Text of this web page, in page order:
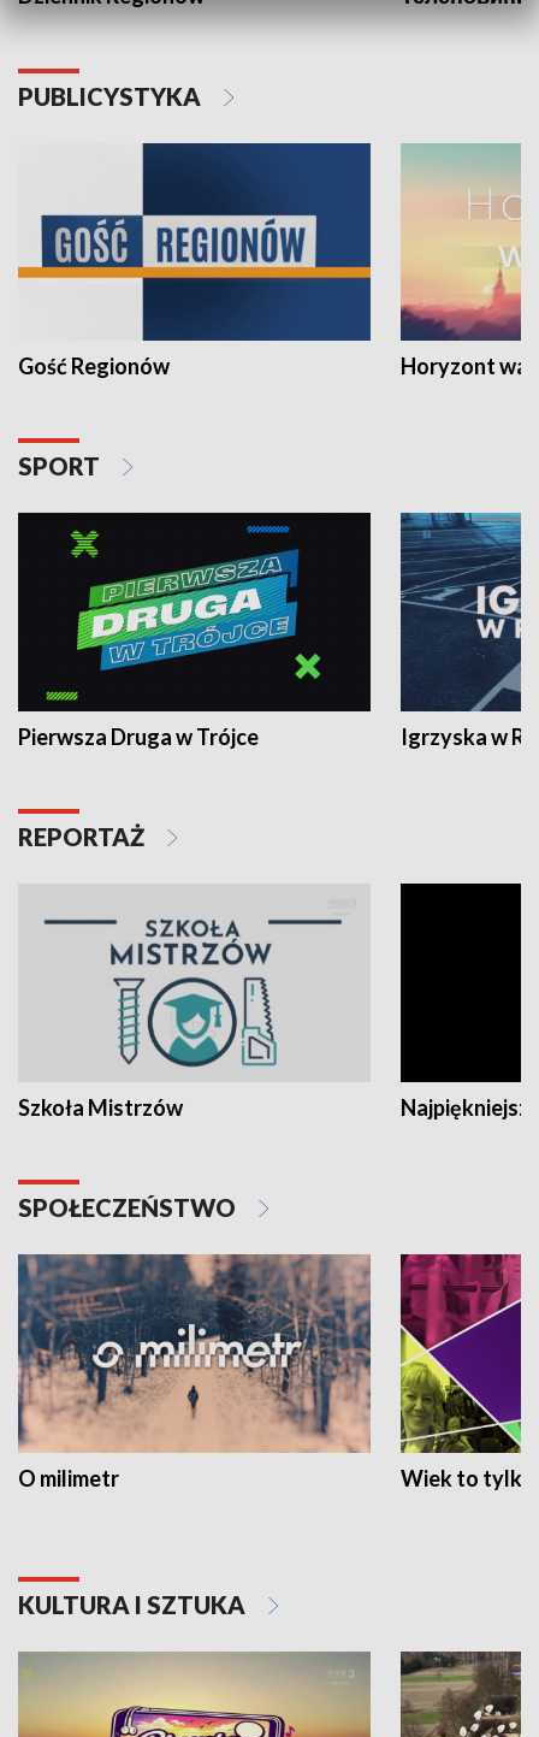
PUBLICYSTYKA
Gość Regionów Horyzont
SPORT
Pierwsza Druga w Trójce Igrzyska w
REPORTAŻ
Szkoła Mistrzów
SPOŁECZEŃSTWO
O milimetr Wiek to tylko
KULTURA I SZTUKA